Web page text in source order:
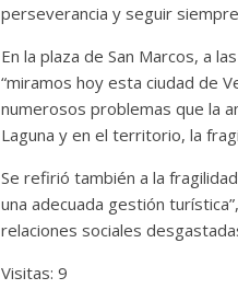
perseverancia y seguir
En la plaza de San Marcos, a
“miramos hoy esta ciudad de
numerosos problemas que la
Laguna y en el territorio, la
Se refirió también a la
una adecuada gestión
relaciones sociales
Visitas: 9